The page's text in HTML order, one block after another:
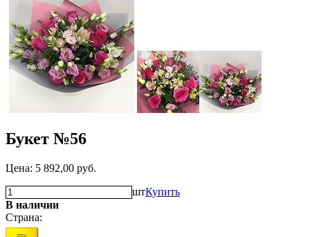
Букет №56
Цена: 5 892,00 руб.
штКупить
В наличии
Страна: